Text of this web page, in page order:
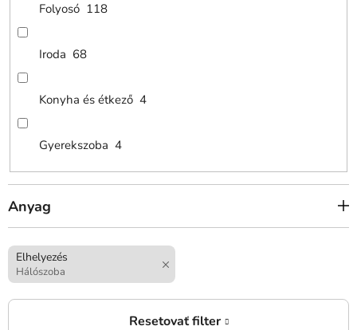
Folyosó 118
Iroda 68
Konyha és étkező 4
Gyerekszoba 4
Anyag
Elhelyezés
Hálószoba